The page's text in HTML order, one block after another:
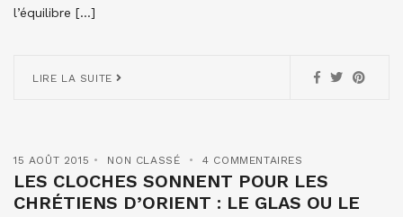
l’équilibre […]
LIRE LA SUITE
15 AOÛT 2015 NON CLASSÉ 4 COMMENTAIRES
LES CLOCHES SONNENT POUR LES
CHRÉTIENS D’ORIENT : LE GLAS OU LE